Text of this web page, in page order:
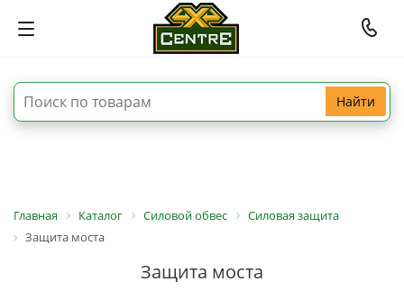
Найти
Главная Каталог Силовой обвес
Силовая защита
Защита моста
Защита моста